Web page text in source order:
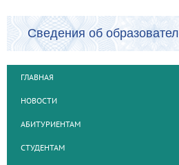
Сведения об
ГЛАВНАЯ
НОВОСТИ
АБИТУРИЕНТАМ
СТУДЕНТАМ